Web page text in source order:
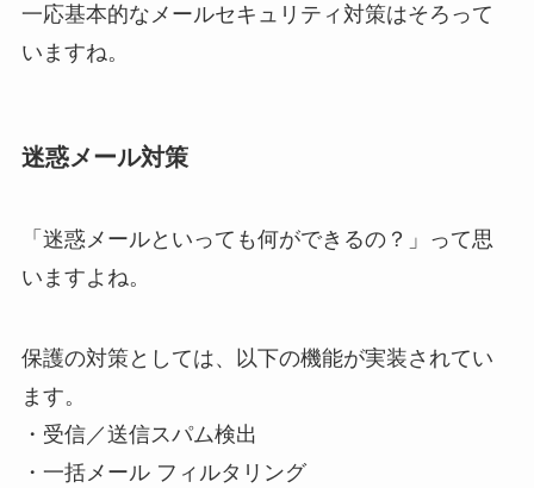
一応基本的なメールセキュリティ対策はそろって
いますね。
迷惑メール対策
「迷惑メールといっても何ができるの？」って思
いますよね。
保護の対策としては、以下の機能が実装されてい
ます。
・受信／送信スパム検出
・一括メール フィルタリング